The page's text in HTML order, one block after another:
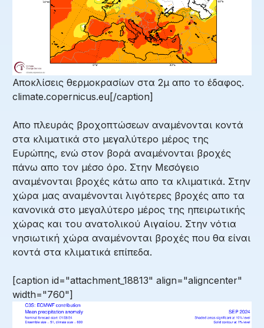
Αποκλίσεις θερμοκρασίων στα 2μ απο το έδαφος.
climate.copernicus.eu[/caption]
Απο πλευράς βροχοπτώσεων αναμένονται κοντά
στα κλιματικά στο μεγαλύτερο μέρος της
Ευρώπης, ενώ στον βορά αναμένονται βροχές
πάνω απο τον μέσο όρο. Στην Μεσόγειο
αναμένονται βροχές κάτω απο τα κλιματικά. Στην
χώρα μας αναμένονται λιγότερες βροχές απο τα
κανονικά στο μεγαλύτερο μέρος της ηπειρωτικής
χώρας και του ανατολικού Αιγαίου. Στην νότια
νησιωτική χώρα αναμένονται βροχές που θα είναι
κοντά στα κλιματικά επίπεδα.
[caption id="attachment_18813" align="aligncenter"
width="760"]